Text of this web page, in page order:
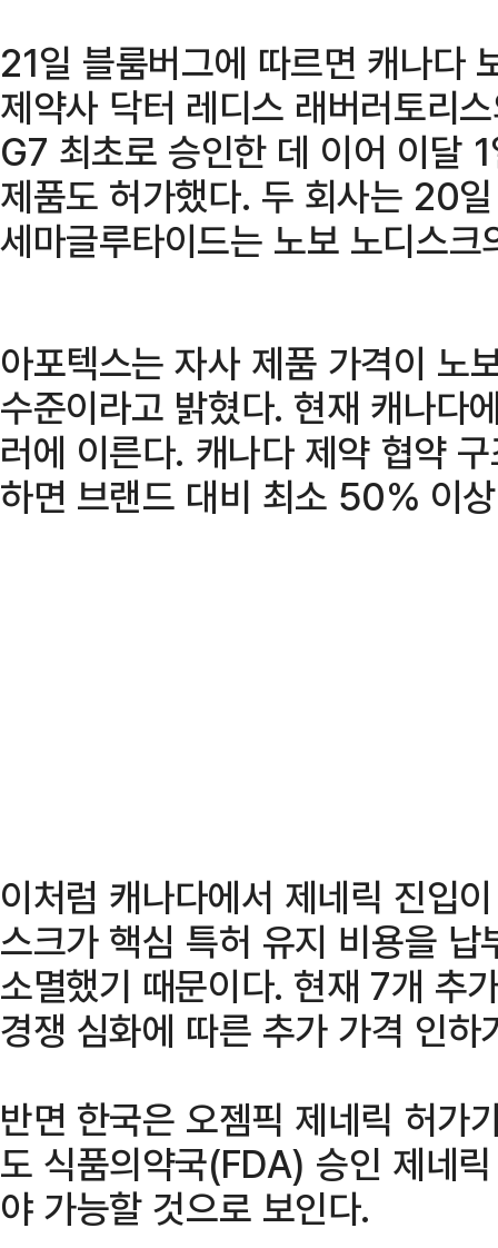
21일 블룸버그에 따르면 캐나다
제약사 닥터 레디스 래버러토리
G7 최초로 승인한 데 이어 이달
제품도 허가했다. 두 회사는 20
세마글루타이드는 노보 노디스
아포텍스는 자사 제품 가격이 노
수준이라고 밝혔다. 현재 캐나다
러에 이른다. 캐나다 제약 협약
하면 브랜드 대비 최소 50% 이
이처럼 캐나다에서 제네릭 진입
스크가 핵심 특허 유지 비용을
소멸했기 때문이다. 현재 7개 추
경쟁 심화에 따른 추가 가격 인하
반면 한국은 오젬픽 제네릭 허가
도 식품의약국(FDA) 승인 제네
야 가능할 것으로 보인다.